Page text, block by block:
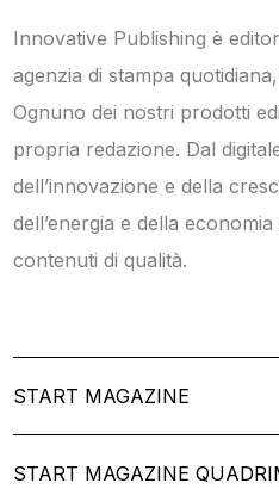
Innovative Publishing è
agenzia di stampa
Ognuno dei nostri prodotti
propria redazione. Dal
dell’innovazione e della
dell’energia e della
contenuti di qualità.
START MAGAZINE
START MAGAZINE